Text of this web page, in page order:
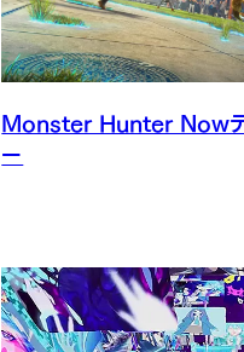
Monster Hunter Nowテ
ー